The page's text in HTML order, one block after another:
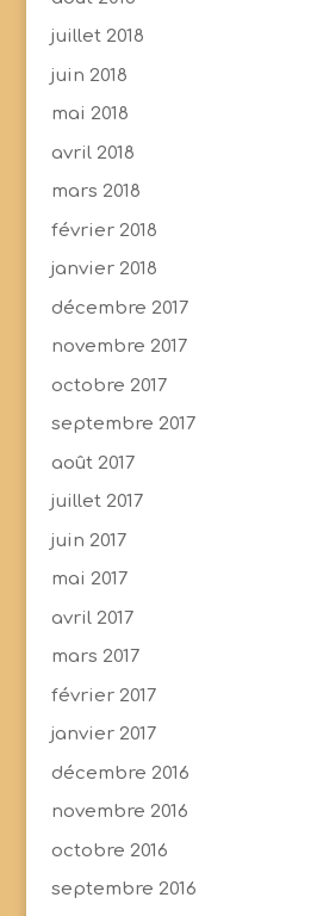
juillet 2018
juin 2018
mai 2018
avril 2018
mars 2018
février 2018
janvier 2018
décembre 2017
novembre 2017
octobre 2017
septembre 2017
août 2017
juillet 2017
juin 2017
mai 2017
avril 2017
mars 2017
février 2017
janvier 2017
décembre 2016
novembre 2016
octobre 2016
septembre 2016